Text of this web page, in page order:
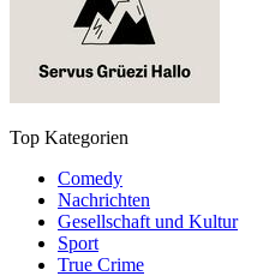
Top Kategorien
Comedy
Nachrichten
Gesellschaft und Kultur
Sport
True Crime